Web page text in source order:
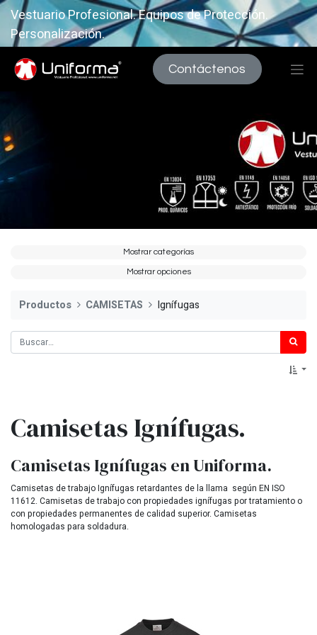
Vestuario Profesional. Equipos de Protección.
Personalización.
Contáctenos
Mostrar categorías
Mostrar opciones
Productos CAMISETAS Ignífugas
Camisetas Ignífugas.
Camisetas Ignífugas en Uniforma.
Camisetas de trabajo Ignífugas retardantes de la llama según EN ISO
11612. Camisetas de trabajo con propiedades ignífugas por tratamiento o
con propiedades permanentes de calidad superior. Camisetas
homologadas para soldadura.